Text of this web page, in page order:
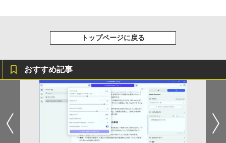
トップページに戻る
おすすめ記事